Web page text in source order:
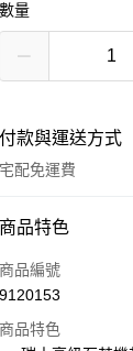
數量
付款與運送方式
宅配免運費
付款方式
信用卡一次付款
運送方式
商品特色
商品編號
9120153
商品特色